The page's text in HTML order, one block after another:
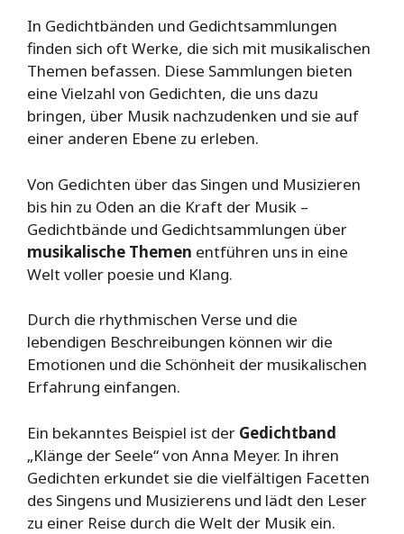
In Gedichtbänden und Gedichtsammlungen
finden sich oft Werke, die sich mit musikalischen
Themen befassen. Diese Sammlungen bieten
eine Vielzahl von Gedichten, die uns dazu
bringen, über Musik nachzudenken und sie auf
einer anderen Ebene zu erleben.
Von Gedichten über das Singen und Musizieren
bis hin zu Oden an die Kraft der Musik –
Gedichtbände und Gedichtsammlungen über
musikalische Themen entführen uns in eine
Welt voller poesie und Klang.
Durch die rhythmischen Verse und die
lebendigen Beschreibungen können wir die
Emotionen und die Schönheit der musikalischen
Erfahrung einfangen.
Ein bekanntes Beispiel ist der Gedichtband
„Klänge der Seele“ von Anna Meyer. In ihren
Gedichten erkundet sie die vielfältigen Facetten
des Singens und Musizierens und lädt den Leser
zu einer Reise durch die Welt der Musik ein.